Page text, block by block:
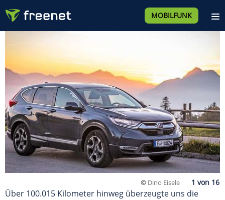
MOBILFUNK
© Dino Eisele
Über 100.015 Kilometer hinweg überzeugte uns die